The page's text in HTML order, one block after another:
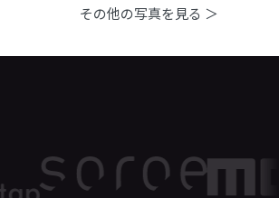
その他の写真を見る ＞